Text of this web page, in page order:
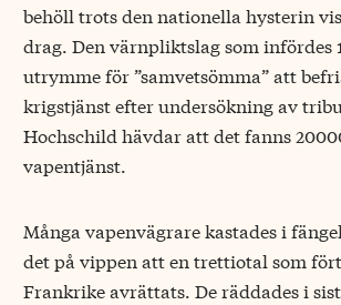
behöll trots den nationella hysterin
drag. Den värnpliktslag som infördes
utrymme för ”samvetsömma” att
krigstjänst efter undersökning av
Hochschild hävdar att det fanns
vapentjänst.
Många vapenvägrare kastades i
det på vippen att en trettiotal som
Frankrike avrättats. De räddades i